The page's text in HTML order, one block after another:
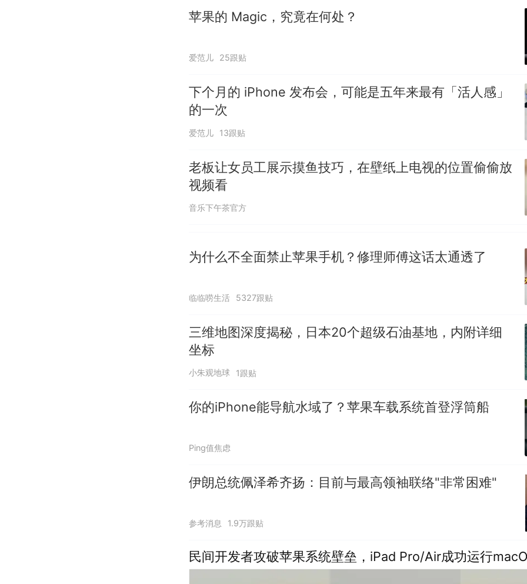
苹果的 Magic，究竟在何处？
爱范儿 25跟贴
下个月的 iPhone 发布会，可能是五年来最有「活人感」
的一次
爱范儿 13跟贴
老板让女员工展示摸鱼技巧，在壁纸上电视的位置偷偷放
视频看
音乐下午茶官方
为什么不全面禁止苹果手机？修理师傅这话太通透了
临临唠生活 5327跟贴
三维地图深度揭秘，日本20个超级石油基地，内附详细
坐标
小朱观地球 1跟贴
你的iPhone能导航水域了？苹果车载系统首登浮筒船
Ping值焦虑
伊朗总统佩泽希齐扬：目前与最高领袖联络"非常困难"
参考消息 1.9万跟贴
民间开发者攻破苹果系统壁垒，iPad Pro/Air成功运行